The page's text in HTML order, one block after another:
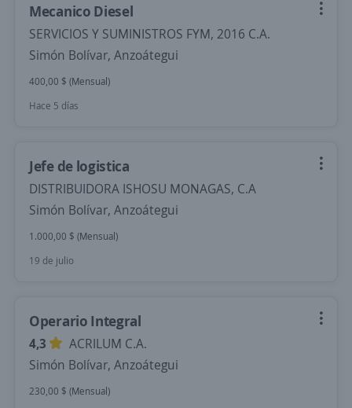
Mecanico Diesel
SERVICIOS Y SUMINISTROS FYM, 2016 C.A.
Simón Bolívar, Anzoátegui
400,00 $ (Mensual)
Hace 5 días
Jefe de logistica
DISTRIBUIDORA ISHOSU MONAGAS, C.A
Simón Bolívar, Anzoátegui
1.000,00 $ (Mensual)
19 de julio
Operario Integral
4,3
ACRILUM C.A.
Simón Bolívar, Anzoátegui
230,00 $ (Mensual)